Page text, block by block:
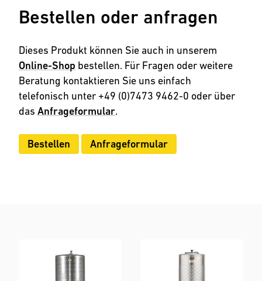
Bestellen oder anfragen
Dieses Produkt können Sie auch in unserem
Online-Shop bestellen. Für Fragen oder weitere
Beratung kontaktieren Sie uns einfach
telefonisch unter +49 (0)7473 9462-0 oder über
das Anfrageformular.
Bestellen Anfrageformular